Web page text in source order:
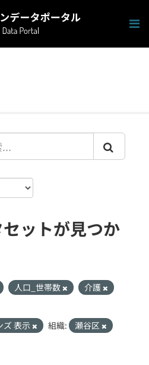
ットが見つか
人口_世帯数
介護
ズ 表示
組織:
瀬谷区